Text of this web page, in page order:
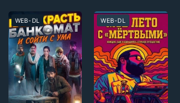
WEB-DL WEB-DL